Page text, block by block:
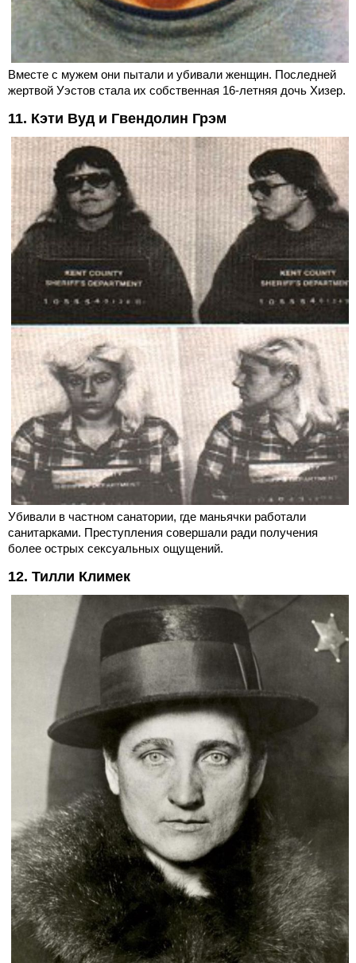
Вместе с мужем они пытали и убивали женщин. Последней
жертвой Уэстов стала их собственная 16-летняя дочь Хизер.
11. Кэти Вуд и Гвендолин Грэм
Убивали в частном санатории, где маньячки работали
санитарками. Преступления совершали ради получения
более острых сексуальных ощущений.
12. Тилли Климек